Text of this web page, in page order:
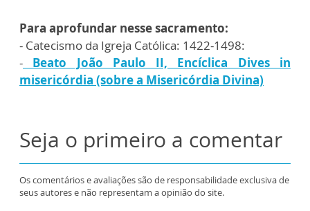
Para aprofundar nesse sacramento:
- Catecismo da Igreja Católica: 1422-1498:
- Beato João Paulo II, Encíclica Dives in
misericórdia (sobre a Misericórdia Divina)
Seja o primeiro a comentar
Os comentários e avaliações são de responsabilidade exclusiva de
seus autores e não representam a opinião do site.